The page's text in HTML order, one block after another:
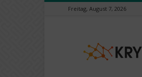
Freitag, August 7, 2026